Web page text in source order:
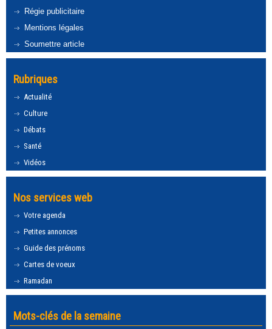
Régie publicitaire
Mentions légales
Soumettre article
Rubriques
Actualité
Culture
Débats
Santé
Vidéos
Nos services web
Votre agenda
Petites annonces
Guide des prénoms
Cartes de voeux
Ramadan
Mots-clés de la semaine